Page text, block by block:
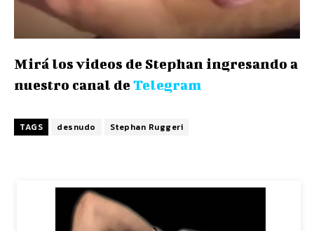
Mirá los videos de Stephan ingresando a
nuestro canal de Telegram
TAGS desnudo Stephan Ruggeri